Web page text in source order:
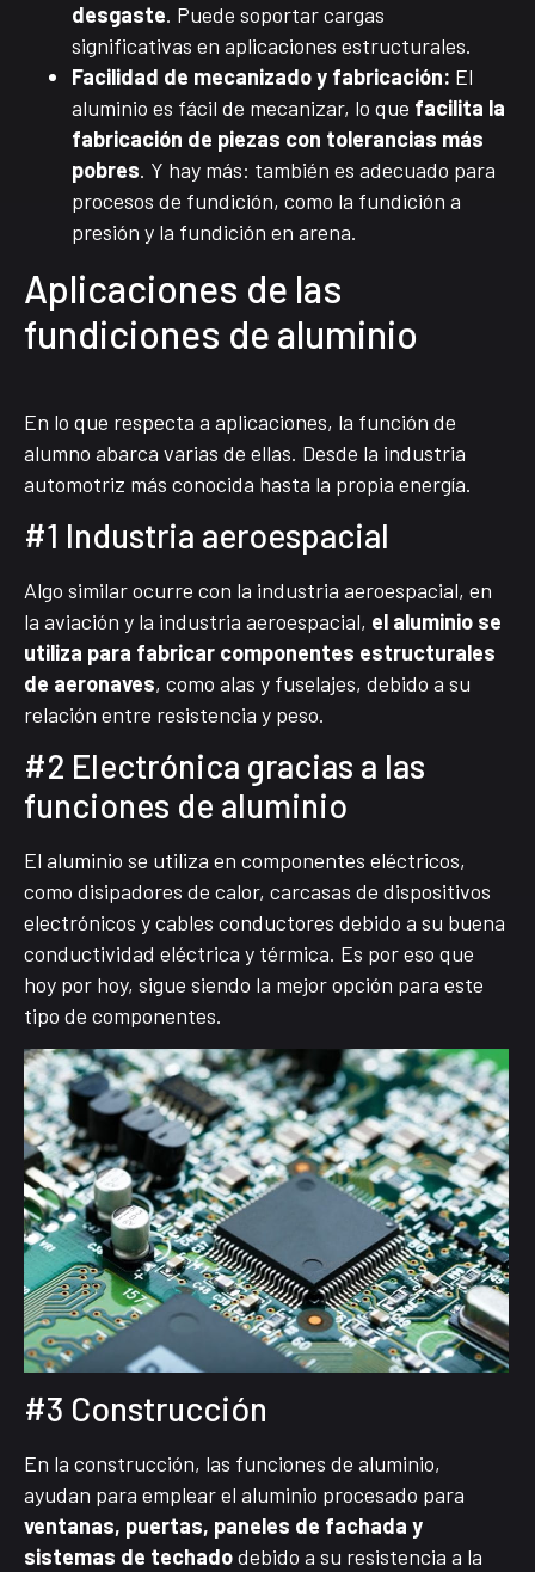
desgaste. Puede soportar cargas
significativas en aplicaciones estructurales.
Facilidad de mecanizado y fabricación: El
aluminio es fácil de mecanizar, lo que facilita la
fabricación de piezas con tolerancias más
pobres. Y hay más: también es adecuado para
procesos de fundición, como la fundición a
presión y la fundición en arena.
Aplicaciones de las
fundiciones de aluminio
En lo que respecta a aplicaciones, la función de
alumno abarca varias de ellas. Desde la industria
automotriz más conocida hasta la propia energía.
#1 Industria aeroespacial
Algo similar ocurre con la industria aeroespacial, en
la aviación y la industria aeroespacial, el aluminio se
utiliza para fabricar componentes estructurales
de aeronaves, como alas y fuselajes, debido a su
relación entre resistencia y peso.
#2 Electrónica gracias a las
funciones de aluminio
El aluminio se utiliza en componentes eléctricos,
como disipadores de calor, carcasas de dispositivos
electrónicos y cables conductores debido a su buena
conductividad eléctrica y térmica. Es por eso que
hoy por hoy, sigue siendo la mejor opción para este
tipo de componentes.
#3 Construcción
En la construcción, las funciones de aluminio,
ayudan para emplear el aluminio procesado para
ventanas, puertas, paneles de fachada y
sistemas de techadodebido a su resistencia a la